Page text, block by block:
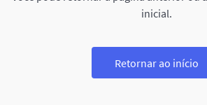
inicial.
Retornar ao início